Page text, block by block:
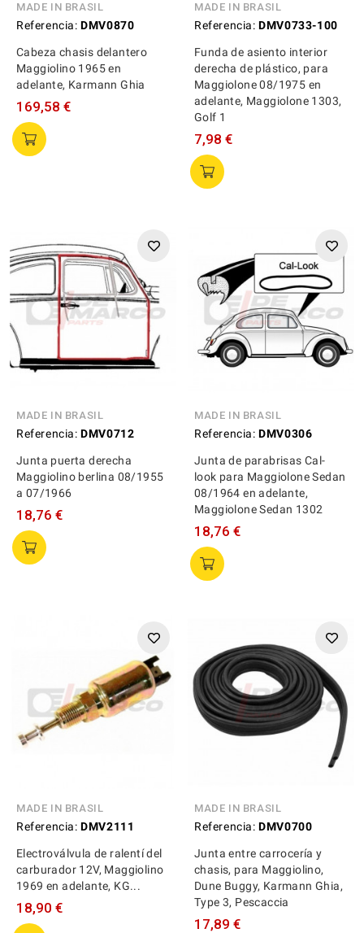
MADE IN BRASIL
Referencia: DMV0870
Cabeza chasis delantero
Maggiolino 1965 en
adelante, Karmann Ghia
169,58 €
MADE IN BRASIL
Referencia: DMV0733-100
Funda de asiento interior
derecha de plástico, para
Maggiolone 08/1975 en
adelante, Maggiolone 1303,
Golf 1
7,98 €
MADE IN BRASIL
Referencia: DMV0712
Junta puerta derecha
Maggiolino berlina 08/1955
a 07/1966
18,76 €
MADE IN BRASIL
Referencia: DMV0306
Junta de parabrisas Cal-
look para Maggiolone Sedan
08/1964 en adelante,
Maggiolone Sedan 1302
18,76 €
MADE IN BRASIL
Referencia: DMV2111
Electroválvula de ralentí del
carburador 12V, Maggiolino
1969 en adelante, KG...
18,90 €
MADE IN BRASIL
Referencia: DMV0700
Junta entre carrocería y
chasis, para Maggiolino,
Dune Buggy, Karmann Ghia,
Type 3, Pescaccia
17,89 €